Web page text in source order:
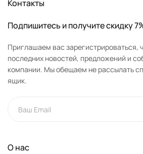
Контакты
Подпишитесь и получите скидку
Приглашаем вас зарегистрироваться,
последних новостей, предложений и
компании. Мы обещаем не рассылать
ящик.
О нас